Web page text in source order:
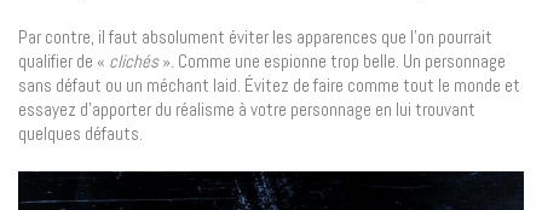
Par contre, il faut absolument éviter les apparences que l’on pourrait
qualifier de « clichés». Comme une espionne trop belle. Un personnage
sans défaut ou un méchant laid. Évitez de faire comme tout le monde et
essayez d’apporter du réalisme à votre personnage en lui trouvant
quelques défauts.